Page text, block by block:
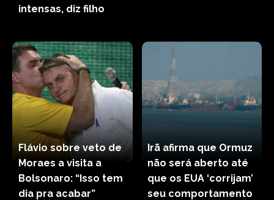
intensas, diz filho
Flávio sobre veto de
Moraes a visita a
Bolsonaro: “Isso tem
dia pra acabar”
Irã afirma que Ormuz
não será aberto até
que os EUA ‘corrijam’
seu comportamento